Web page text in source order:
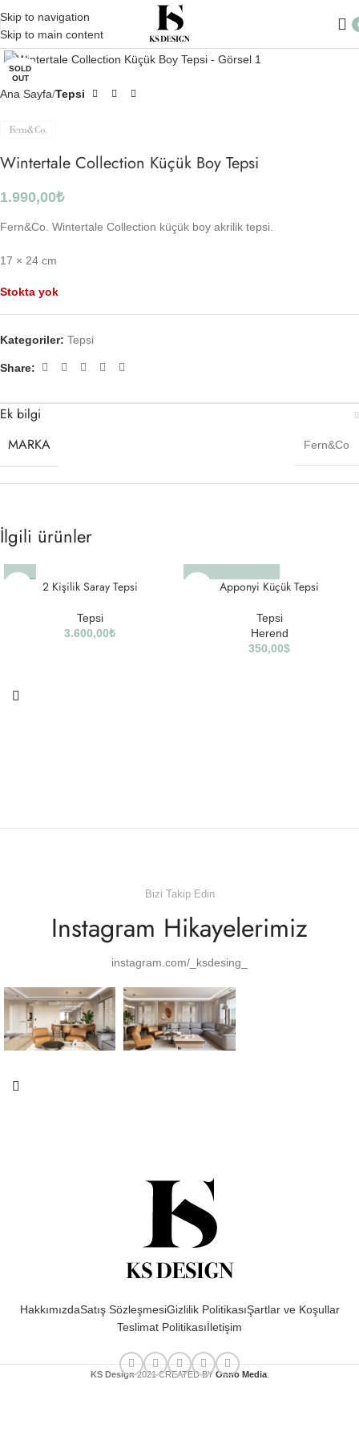
Skip to navigation
Skip to main content
SOLD
OUT
Click to enlarge
Ana Sayfa Tepsi
Wintertale Collection Küçük Boy Tepsi
1.990,00₺
Fern&Co. Wintertale Collection küçük boy akrilik tepsi.
17 × 24 cm
Stokta yok
Kategoriler: Tepsi
Share:
Ek bilgi
MARKA
Fern&Co
İlgili ürünler
SOLD
2 Kişilik Saray Tepsi
Tepsi
3.600,00₺
Apponyi Küçük Tepsi
Tepsi
Herend
350,00$
Bizi Takip Edin
Instagram Hikayelerimiz
instagram.com/_ksdesing_
HakkımızdaSatış SözleşmesiGizlilik PolitikasıŞartlar ve Koşullar
Teslimat Politikasıİletişim
KS Design 2021 CREATED BY Onno Media.